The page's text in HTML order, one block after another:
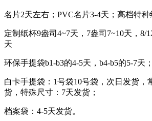
名片2天左右；PVC名片3-4天；高档特种
定制纸杯9盎司4~7天，7盎司7~10天，8/
天
环保手提袋b1-b3的4-5天，b4-b5的5-7天；
白卡手提袋：1号袋10号袋，次日发货，
货，特殊尺寸：7天发货；
档案袋：4-5天发货。